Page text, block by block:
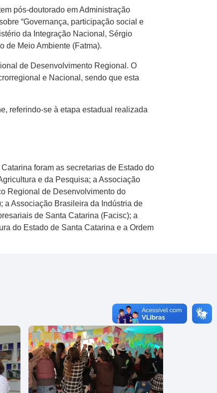
pós-doutorado em Administração
“Governança, participação social e
da Integração Nacional, Sérgio
de Meio Ambiente (Fatma).
de Desenvolvimento Regional. O
e Nacional, sendo que esta
referindo-se à etapa estadual realizada
foram as secretarias de Estado do
e da Pesquisa; a Associação
Regional de Desenvolvimento do
a Associação Brasileira da Indústria de
de Santa Catarina (Facisc); a
do Estado de Santa Catarina e a Ordem